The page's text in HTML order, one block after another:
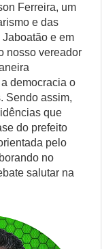
Ferreira, um
e das
e em
nosso vereador
democracia o
Sendo assim,
que
do prefeito
pelo
no
salutar na